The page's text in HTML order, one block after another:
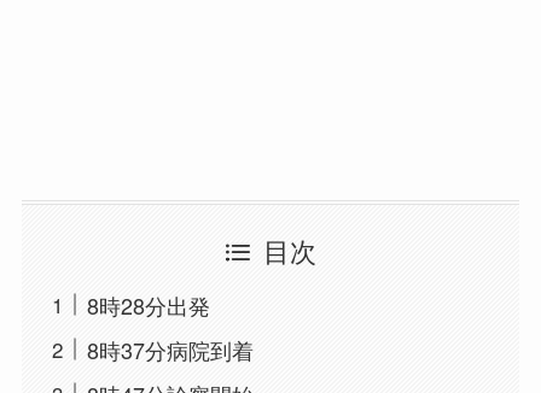
目次
8時28分出発
8時37分病院到着